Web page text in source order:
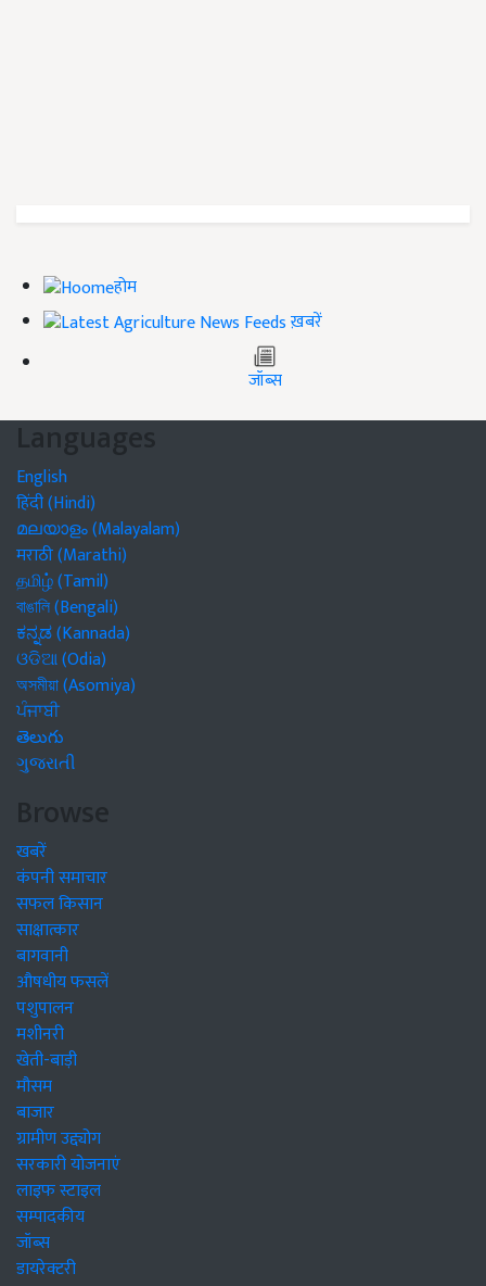
होम
ख़बरें
जॉब्स
Languages
English
हिंदी (Hindi)
മലയാളം (Malayalam)
मराठी (Marathi)
தமிழ் (Tamil)
বাঙালি (Bengali)
ಕನ್ನಡ (Kannada)
ଓଡିଆ (Odia)
অসমীয়া (Asomiya)
ਪੰਜਾਬੀ
తెలుగు
ગુજરાતી
Browse
खबरें
कंपनी समाचार
सफल किसान
साक्षात्कार
बागवानी
औषधीय फसलें
पशुपालन
मशीनरी
खेती-बाड़ी
मौसम
बाजार
ग्रामीण उद्द्योग
सरकारी योजनाएं
लाइफ स्टाइल
सम्पादकीय
जॉब्स
डायरेक्टरी